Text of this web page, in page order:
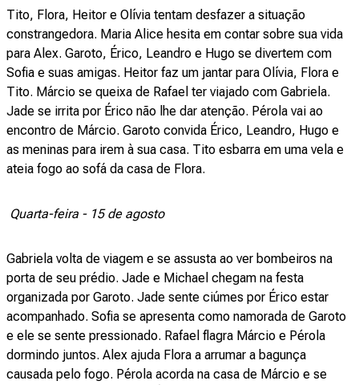
Tito, Flora, Heitor e Olívia tentam desfazer a situação
constrangedora. Maria Alice hesita em contar sobre sua vida
para Alex. Garoto, Érico, Leandro e Hugo se divertem com
Sofia e suas amigas. Heitor faz um jantar para Olívia, Flora e
Tito. Márcio se queixa de Rafael ter viajado com Gabriela.
Jade se irrita por Érico não lhe dar atenção. Pérola vai ao
encontro de Márcio. Garoto convida Érico, Leandro, Hugo e
as meninas para irem à sua casa. Tito esbarra em uma vela e
ateia fogo ao sofá da casa de Flora.
Quarta-feira - 15 de agosto
Gabriela volta de viagem e se assusta ao ver bombeiros na
porta de seu prédio. Jade e Michael chegam na festa
organizada por Garoto. Jade sente ciúmes por Érico estar
acompanhado. Sofia se apresenta como namorada de Garoto
e ele se sente pressionado. Rafael flagra Márcio e Pérola
dormindo juntos. Alex ajuda Flora a arrumar a bagunça
causada pelo fogo. Pérola acorda na casa de Márcio e se